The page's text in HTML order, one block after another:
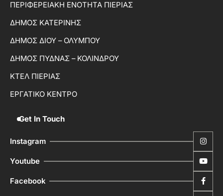
ΠΕΡΙΦΕΡΕΙΑΚΗ ΕΝΟΤΗΤΑ ΠΙΕΡΙΑΣ
ΔΗΜΟΣ ΚΑΤΕΡΙΝΗΣ
ΔΗΜΟΣ ΔΙΟΥ – ΟΛΥΜΠΟΥ
ΔΗΜΟΣ ΠΥΔΝΑΣ – ΚΟΛΙΝΔΡΟΥ
ΚΤΕΛ ΠΙΕΡΙΑΣ
ΕΡΓΑΤΙΚΟ ΚΕΝΤΡΟ
Get In Touch
Instagram
Youtube
Facebook